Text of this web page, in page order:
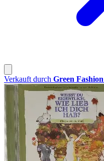
Verkauft durch Green